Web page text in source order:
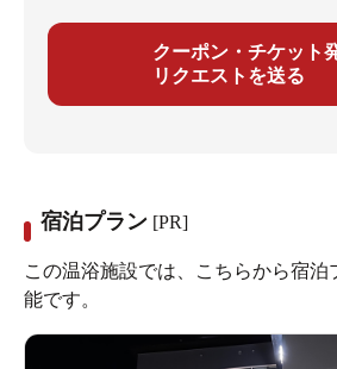
クーポン・チケット
リクエストを送る
宿泊プラン [PR]
この温浴施設では、こちらから宿泊
能です。